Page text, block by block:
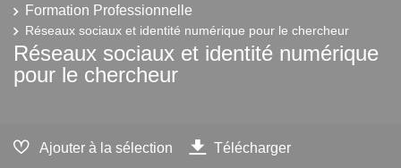
Formation Professionnelle
Réseaux sociaux et identité numérique pour le chercheur
Réseaux sociaux et identité numérique
pour le chercheur
Ajouter à la sélection Télécharger